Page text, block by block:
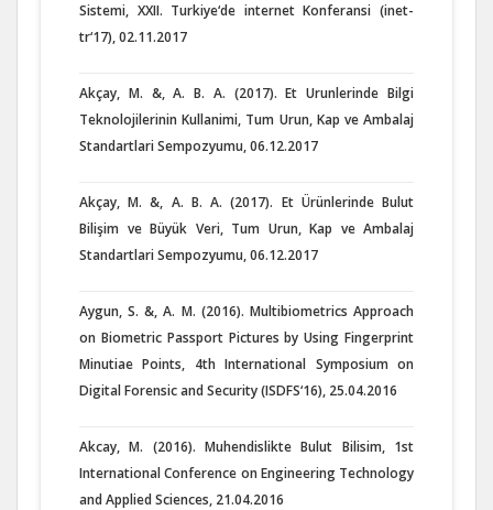
Sistemi, XXII. Turkiye‘de internet Konferansi (inet-
tr‘17), 02.11.2017
Akçay, M. &, A. B. A. (2017). Et Urunlerinde Bilgi
Teknolojilerinin Kullanimi, Tum Urun, Kap ve Ambalaj
Standartlari Sempozyumu, 06.12.2017
Akçay, M. &, A. B. A. (2017). Et Ürünlerinde Bulut
Bilişim ve Büyük Veri, Tum Urun, Kap ve Ambalaj
Standartlari Sempozyumu, 06.12.2017
Aygun, S. &, A. M. (2016). Multibiometrics Approach
on Biometric Passport Pictures by Using Fingerprint
Minutiae Points, 4th International Symposium on
Digital Forensic and Security (ISDFS‘16), 25.04.2016
Akcay, M. (2016). Muhendislikte Bulut Bilisim, 1st
International Conference on Engineering Technology
and Applied Sciences, 21.04.2016